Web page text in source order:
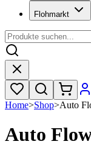
Flohmarkt
Home>Shop>Auto
Auto